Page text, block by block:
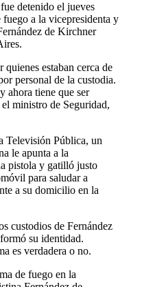
detenido el jueves
a la vicepresidenta y
de Kirchner
estaban cerca de
personal de la custodia.
ahora tiene que ser
ministro de Seguridad,
Televisión Pública, un
le apunta a la
pistola y gatilló justo
para saludar a
a su domicilio en la
custodios de Fernández
su identidad.
es verdadera o no.
de fuego en la